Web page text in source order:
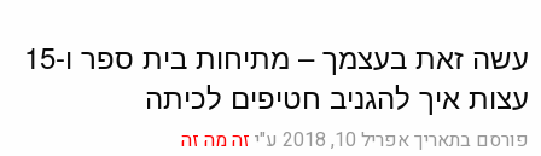
עשה זאת בעצמך – מתיחות בית ספר ו-15
עצות איך להגניב חטיפים לכיתה
פורסם בתאריך אפריל 10, 2018 ע"י
זה מה זה